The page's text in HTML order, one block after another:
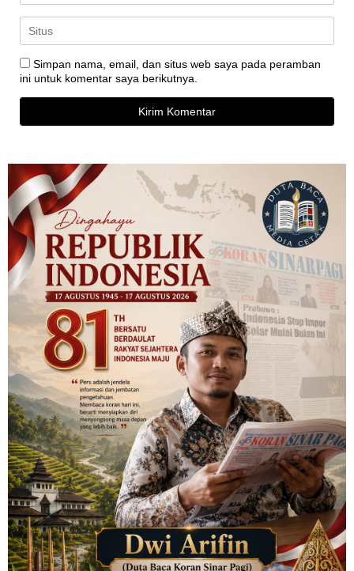
Simpan nama, email, dan situs web saya pada peramban
ini untuk komentar saya berikutnya.